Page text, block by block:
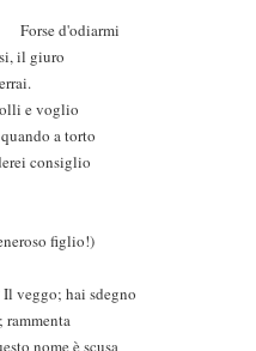
il giuro
e voglio
a torto
consiglio
figlio!)
veggo; hai sdegno
nome è scusa